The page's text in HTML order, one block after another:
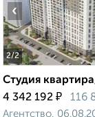
2/2
‹
Студия
4 342 192 ₽ 116
Агентство,